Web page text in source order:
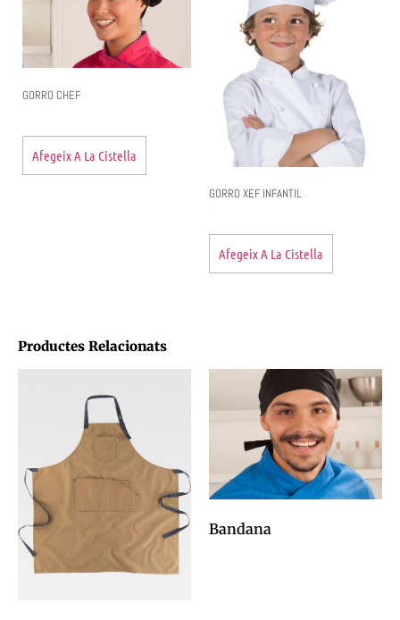
GORRO CHEF
Afegeix A La Cistella
GORRO XEF INFANTIL
Afegeix A La Cistella
Productes Relacionats
Bandana